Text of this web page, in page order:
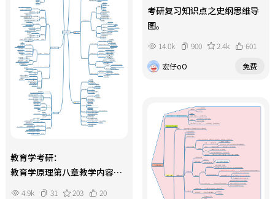
考研复习知识点之史纲思维导
图。
14.0k 900 2.4k
601
宏仔oO
免费
教育学考研：
教育学原理第八章教学内容整
理 4.9k 31 203
20